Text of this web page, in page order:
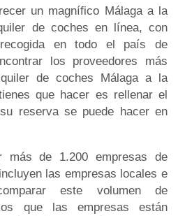
un magnífico Málaga a la
de coches en línea, con
en todo el país de
los proveedores más
de coches Málaga a la
que hacer es rellenar el
reserva se puede hacer en
más de 1.200 empresas de
las empresas locales e
este volumen de
que las empresas están